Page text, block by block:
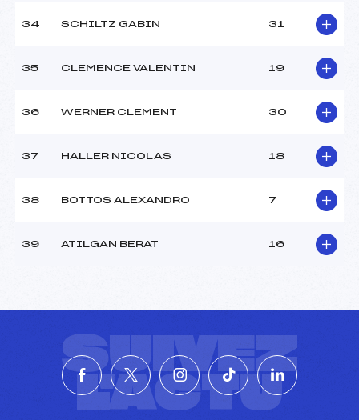
34 SCHILTZ GABIN 31
35 CLEMENCE VALENTIN 19
36 WERNER CLEMENT 30
37 HALLER NICOLAS 18
38 BOTTOS ALEXANDRO 7
39 ATILGAN BERAT 16
SUIVEZ
L'ACTU